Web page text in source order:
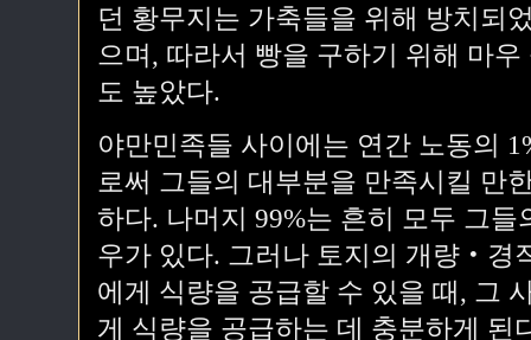
던 황무지는 가축들을 위해 방치되
으며, 따라서 빵을 구하기 위해 마
도 높았다.
야만민족들 사이에는 연간 노동의
로써 그들의 대부분을 만족시킬 만
하다. 나머지 99%는 흔히 모두 그
우가 있다. 그러나 토지의 개량‧경
에게 식량을 공급할 수 있을 때, 그
게 식량을 공급하는 데 충분하게 된